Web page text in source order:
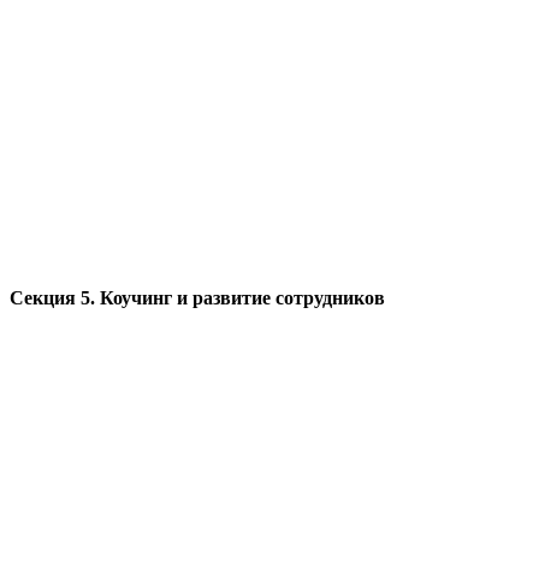
Секция 5. Коучинг и развитие сотрудников